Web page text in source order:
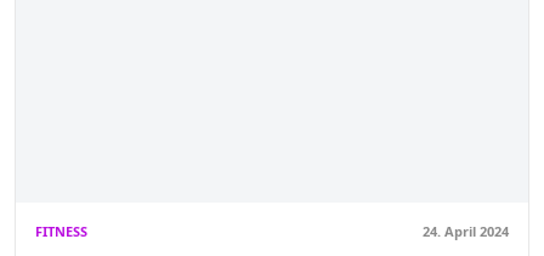
FITNESS 24. April 2024